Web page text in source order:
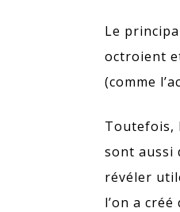
Le
octroient
(comme
Toutefois,
sont aussi
révéler
l’on a